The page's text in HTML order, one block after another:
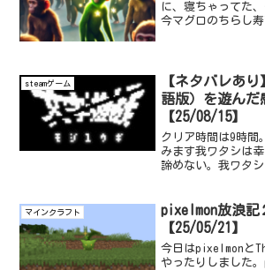
に、寝ちゃってた
今マグロのちらし
予定通り進め...
steamゲーム
【ネタバレあ
語版）を遊んだ
【25/08/15】
クリア時間は9時間
みます我ワタシは
諦めない。我ワタ
れているところ、
るなら。 「門」を
マインクラフト
pixelmon放浪記
【25/05/21】
今日はpixelmonと
やったりしました